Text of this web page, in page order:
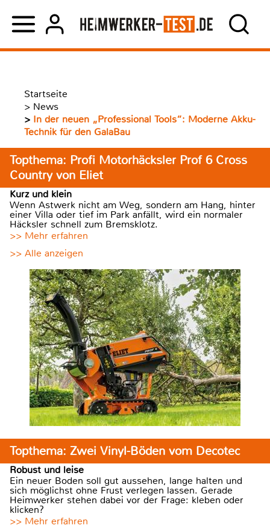
Startseite
> News
> In der neuen „Professional Tools“: Moderne Akku-
Technik für den GalaBau
Topthema: Profi Motorhäcksler Prof 6 Cross
Country von Eliet
Kurz und klein
Wenn Astwerk nicht am Weg, sondern am Hang, hinter
einer Villa oder tief im Park anfällt, wird ein normaler
Häcksler schnell zum Bremsklotz.
>> Mehr erfahren
>> Alle anzeigen
Topthema: Zwei Vinyl-Böden vom Decotec
Robust und leise
Ein neuer Boden soll gut aussehen, lange halten und
sich möglichst ohne Frust verlegen lassen. Gerade
Heimwerker stehen dabei vor der Frage: kleben oder
klicken?
>> Mehr erfahren